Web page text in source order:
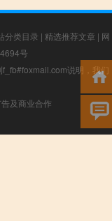
分类目录 | 精选推荐文章 | 网
号
说明，我们
及商业合作